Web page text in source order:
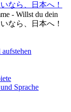
なら、日本へ！
- Willst du dein
なら、日本へ！
Sprache